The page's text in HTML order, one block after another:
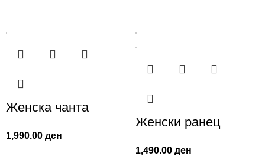
Женска чанта
1,990.00ден
Женски ранец
1,490.00 ден